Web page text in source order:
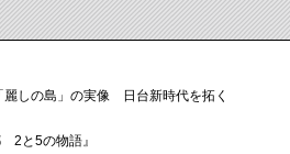
しの島」の実像 日台新時代を拓く「3
2と5の物語』